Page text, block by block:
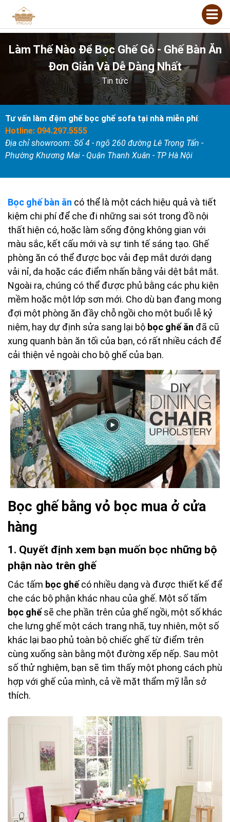
Làm Thế Nào Để Bọc Ghế Gỗ - Ghế Bàn Ăn
Đơn Giản Và Dễ Dàng Nhất
Tin tức
Tư vấn làm đệm ghế bọc ghế sofa tại nhà miễn phí:
Hotline: 094.297.5555
Địa chỉ showroom: Số 4 - ngõ 260 đường Lê Trọng Tấn -
Phường Khương Mai - Quận Thanh Xuân - TP Hà Nội
Bọc ghế bàn ăn có thể là một cách hiệu quả và tiết
kiệm chi phí để che đi những sai sót trong đồ nội
thất hiện có, hoặc làm sống động không gian với
màu sắc, kết cấu mới và sự tinh tế sáng tạo. Ghế
phòng ăn có thể được bọc vải đẹp mắt dưới dạng
vải nỉ, da hoặc các điểm nhấn bằng vải dệt bắt mắt.
Ngoài ra, chúng có thể được phủ bằng các phụ kiện
mềm hoặc một lớp sơn mới. Cho dù bạn đang mong
đợi một phòng ăn đầy chỗ ngồi cho một buổi lễ kỷ
niệm, hay dự định sửa sang lại bộ bọc ghế ăn đã cũ
xung quanh bàn ăn tối của bạn, có rất nhiều cách để
cải thiện vẻ ngoài cho bộ ghế của bạn.
Bọc ghế bằng vỏ bọc mua ở cửa
hàng
1. Quyết định xem bạn muốn bọc những bộ
phận nào trên ghế
Các tấm bọc ghế có nhiều dạng và được thiết kế để
che các bộ phận khác nhau của ghế. Một số tấm
bọc ghế sẽ che phần trên của ghế ngồi, một số khác
che lưng ghế một cách trang nhã, tuy nhiên, một số
khác lại bao phủ toàn bộ chiếc ghế từ điểm trên
cùng xuống sàn bằng một đường xếp nếp. Sau một
số thử nghiệm, bạn sẽ tìm thấy một phong cách phù
hợp với ghế của mình, cả về mặt thẩm mỹ lẫn sở
thích.